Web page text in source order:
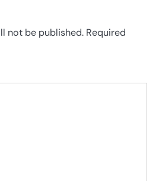
not be published. Required